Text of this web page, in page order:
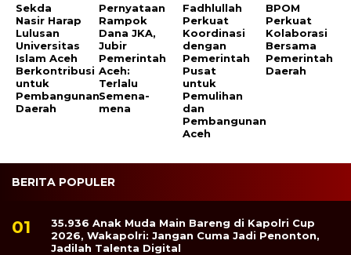
Sekda
Nasir Harap
Lulusan
Universitas
Islam Aceh
Berkontribusi
untuk
Pembangunan
Daerah
Pernyataan
Rampok
Dana JKA,
Jubir
Pemerintah
Aceh:
Terlalu
Semena-
mena
Fadhlullah
Perkuat
Koordinasi
dengan
Pemerintah
Pusat
untuk
Pemulihan
dan
Pembangunan
Aceh
BPOM
Perkuat
Kolaborasi
Bersama
Pemerintah
Daerah
BERITA POPULER
35.936 Anak Muda Main Bareng di Kapolri Cup
2026, Wakapolri: Jangan Cuma Jadi Penonton,
Jadilah Talenta Digital